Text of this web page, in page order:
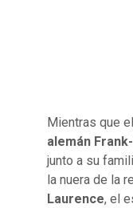
Mientras que
alemán
junto a su
la nuera de la
Laurence, el